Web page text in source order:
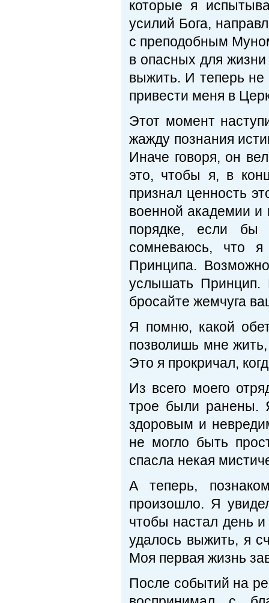
которые я
усилий Бога,
с преподобным
в опасных для жизни
выжить. И теперь не
привести меня в
Этот момент
жажду познания
Иначе говоря, он
это, чтобы я, в
признал ценность
военной академии и
порядке, если бы
сомневаюсь, что я
Принципа.
услышать Принцип.
бросайте жемчуга
Я помню, какой
позволишь мне
Это я прокричал,
Из всего моего
трое были ранены.
здоровым и
не могло быть
спасла некая
А теперь,
произошло. Я
чтобы настал день
удалось выжить, я
Моя первая жизнь
После событий на